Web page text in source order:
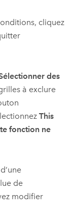
cliquez
des
à exclure
This
fonction ne
de
modifier